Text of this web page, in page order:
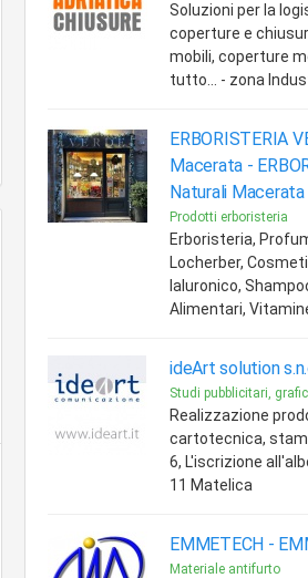
Soluzioni per la
coperture e
mobili, coperture
tutto... - zona
ERBORISTERIA
Macerata -
Naturali Macerata
Prodotti erboristeria
Erboristeria,
Locherber,
Ialuronico,
Alimentari,
ideArt solution
Studi pubblicitari,
Realizzazione
cartotecnica,
6, L'iscrizione
11 Matelica
EMMETECH -
Materiale antifurto